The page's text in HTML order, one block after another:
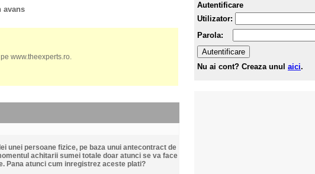
avans
www.theexperts.ro.
unei persoane fizice, pe baza unui antecontract de
achitarii sumei totale doar atunci se va face
Pana atunci cum inregistrez aceste plati?
Autentificare
Utilizator:
Parola:
Nu ai cont? Creaza unul aici.